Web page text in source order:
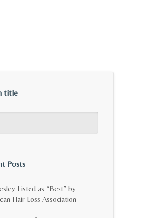
title
Posts
Listed as “Best” by
Hair Loss Association